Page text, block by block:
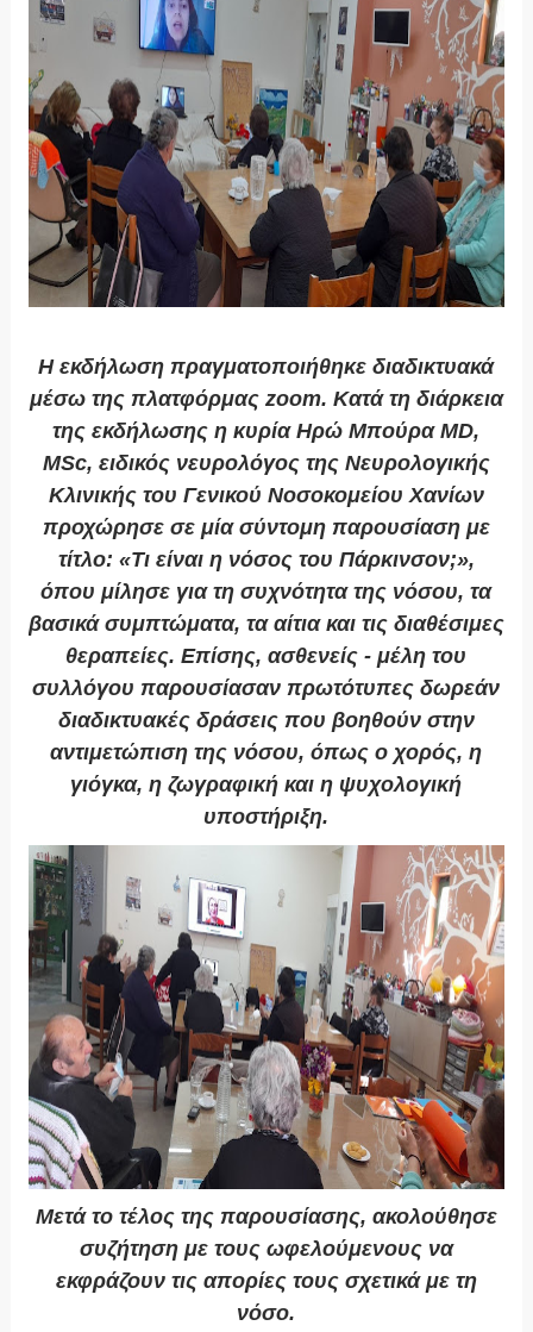
Η εκδήλωση πραγματοποιήθηκε διαδικτυακά
μέσω της πλατφόρμας zoom. Κατά τη διάρκεια
της εκδήλωσης η κυρία Ηρώ Μπούρα MD,
MSc, ειδικός νευρολόγος της Νευρολογικής
Κλινικής του Γενικού Νοσοκομείου Χανίων
προχώρησε σε μία σύντομη παρουσίαση με
τίτλο: «Τι είναι η νόσος του Πάρκινσον;»,
όπου μίλησε για τη συχνότητα της νόσου, τα
βασικά συμπτώματα, τα αίτια και τις διαθέσιμες
θεραπείες. Επίσης, ασθενείς - μέλη του
συλλόγου παρουσίασαν πρωτότυπες δωρεάν
διαδικτυακές δράσεις που βοηθούν στην
αντιμετώπιση της νόσου, όπως ο χορός, η
γιόγκα, η ζωγραφική και η ψυχολογική
υποστήριξη.
Μετά το τέλος της παρουσίασης, ακολούθησε
συζήτηση με τους ωφελούμενους να
εκφράζουν τις απορίες τους σχετικά με τη
νόσο.